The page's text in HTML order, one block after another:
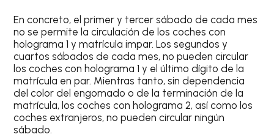
En concreto, el primer y tercer sábado de cada mes
no se permite la circulación de los coches con
holograma 1 y matrícula impar. Lossegundos y
cuartos sábados de cada mes, no pueden circular
los coches con holograma 1 y el último dígito de la
matrícula en par. Mientras tanto, sin dependencia
del color del engomado o de la terminación de la
matrícula, los coches con holograma 2, así como los
coches extranjeros, no pueden circular ningún
sábado.